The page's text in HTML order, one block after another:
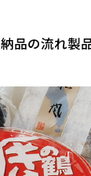
納品の流れ製